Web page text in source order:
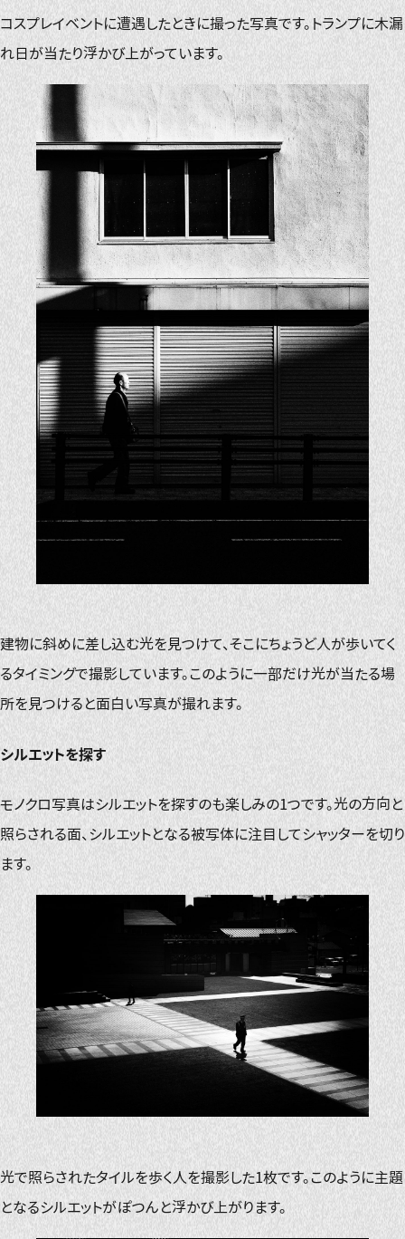
コスプレイベントに遭遇したときに撮った写真です。トランプに木漏
れ日が当たり浮かび上がっています。
建物に斜めに差し込む光を見つけて、そこにちょうど人が歩いてく
るタイミングで撮影しています。このように一部だけ光が当たる場
所を見つけると面白い写真が撮れます。
シルエットを探す
モノクロ写真はシルエットを探すのも楽しみの1つです。光の方向と
照らされる面、シルエットとなる被写体に注目してシャッターを切り
ます。
光で照らされたタイルを歩く人を撮影した1枚です。このように主題
となるシルエットがぽつんと浮かび上がります。